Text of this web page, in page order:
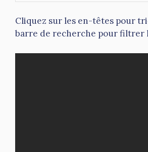
Cliquez sur les en-têtes pour
barre de recherche pour filtrer